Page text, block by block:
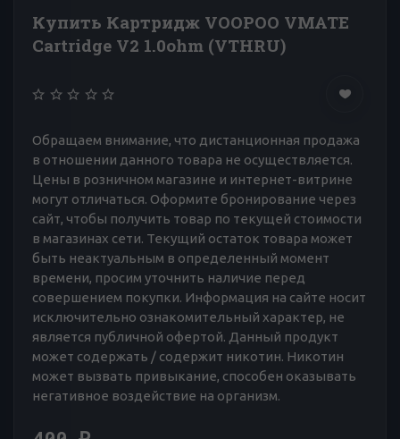
Купить Картридж VOOPOO VMATE
Cartridge V2 1.0ohm (VTHRU)
Обращаем внимание, что дистанционная продажа
в отношении данного товара не осуществляется.
Цены в розничном магазине и интернет-витрине
могут отличаться. Оформите бронирование через
сайт, чтобы получить товар по текущей стоимости
в магазинах сети. Текущий остаток товара может
быть неактуальным в определенный момент
времени, просим уточнить наличие перед
совершением покупки. Информация на сайте носит
исключительно ознакомительный характер, не
является публичной офертой. Данный продукт
может содержать / содержит никотин. Никотин
может вызвать привыкание, способен оказывать
негативное воздействие на организм.